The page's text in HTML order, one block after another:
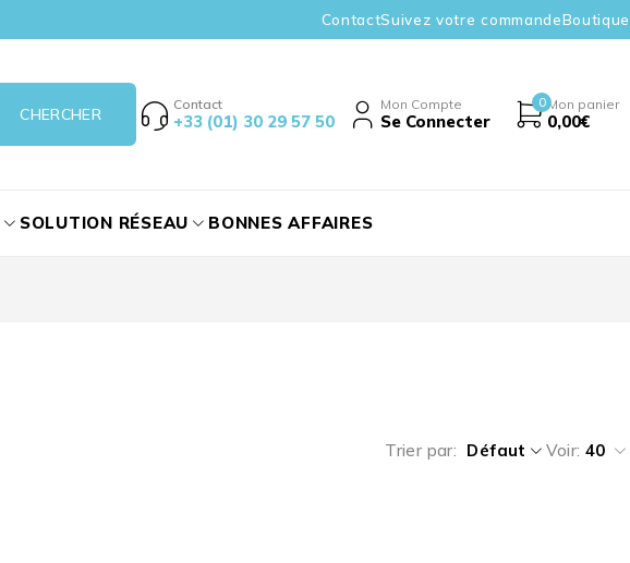
ContactSuivez votre commandeBoutique
Contact
+33 (01) 30 29 57 50
Mon Compte
Se Connecter
0 Mon panier
0,00€
SOLUTION RÉSEAU BONNES AFFAIRES
Trier par Défaut Voir: 40